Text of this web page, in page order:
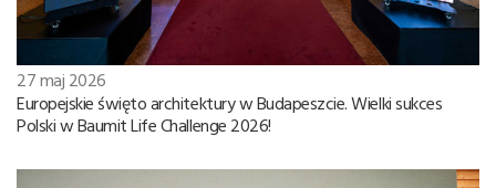
27 maj 2026
Europejskie święto architektury w Budapeszcie. Wielki sukces
Polski w Baumit Life Challenge 2026!